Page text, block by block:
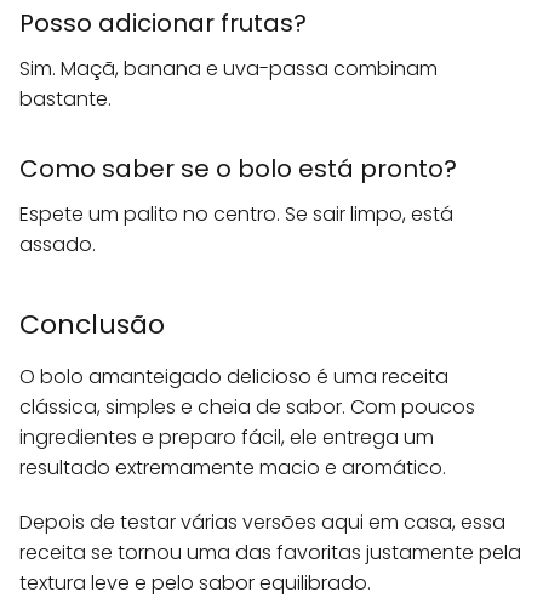
Posso adicionar frutas?
Sim. Maçã, banana e uva-passa combinam
bastante.
Como saber se o bolo está pronto?
Espete um palito no centro. Se sair limpo, está
assado.
Conclusão
O bolo amanteigado delicioso é uma receita
clássica, simples e cheia de sabor. Com poucos
ingredientes e preparo fácil, ele entrega um
resultado extremamente macio e aromático.
Depois de testar várias versões aqui em casa, essa
receita se tornou uma das favoritas justamente pela
textura leve e pelo sabor equilibrado.